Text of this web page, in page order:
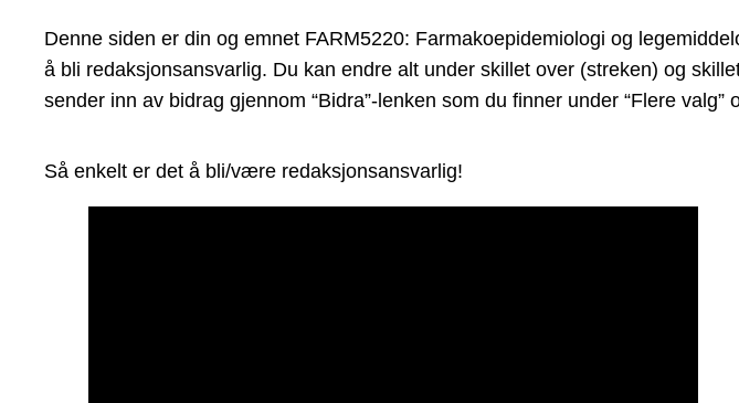
Denne siden er din og emnet FARM5220: Farmakoepidemiologi og
å bli redaksjonsansvarlig. Du kan endre alt under skillet over (streken) og
sender inn av bidrag gjennom “Bidra”-lenken som du finner under “Flere valg”
Så enkelt er det å bli/være redaksjonsansvarlig!